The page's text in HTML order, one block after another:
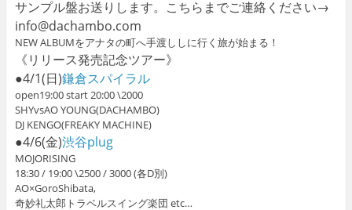
サンプル盤お送りします。こちらまでご連絡ください→
info@dachambo.com
NEW ALBUMをアナタの町へ手渡ししに行く旅が始まる！
《リリース発売記念ツアー》
●4/1(日)鎌倉スパイラル
open19:00 start 20:00 \2000
SHYvsAO YOUNG(DACHAMBO)
DJ KENGO(FREAKY MACHINE)
●4/6(金)渋谷plug
MOJORISING
18:30 / 19:00 \2500 / 3000 (各D別)
AO×GoroShibata,
奇妙礼太郎トラベルスイング楽団 etc…